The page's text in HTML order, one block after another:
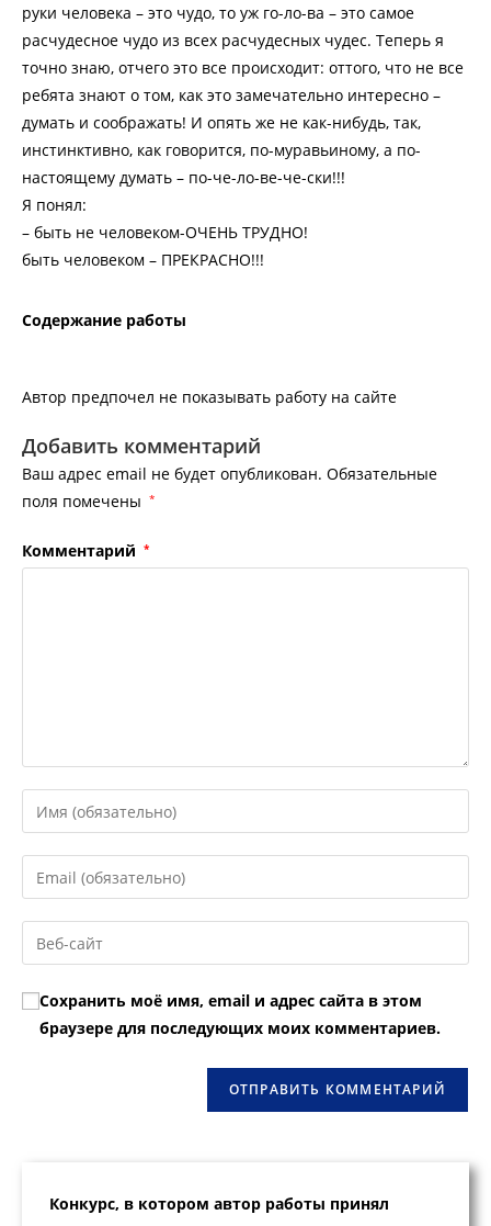
руки человека – это чудо, то уж го-ло-ва – это самое
расчудесное чудо из всех расчудесных чудес. Теперь я
точно знаю, отчего это все происходит: оттого, что не все
ребята знают о том, как это замечательно интересно –
думать и соображать! И опять же не как-нибудь, так,
инстинктивно, как говорится, по-муравьиному, а по-
настоящему думать – по-че-ло-ве-че-ски!!!
Я понял:
– быть не человеком-ОЧЕНЬ ТРУДНО!
быть человеком – ПРЕКРАСНО!!!
Содержание работы
Автор предпочел не показывать работу на сайте
Добавить комментарий
Ваш адрес email не будет опубликован. Обязательные
поля помечены *
Комментарий *
Введите
свое
имя
или
пользователя,
чтобы
прокомментировать
Введите
свой
email-
адрес,
прокомментировать
Введите
URL
вашего
веб-
сайта
Сохранить моё имя, email и адрес сайта в этом
браузере для последующих моих комментариев.
Конкурс, в котором автор работы принял